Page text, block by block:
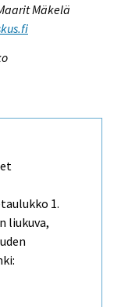
Mäkelä
1.
liukuva,